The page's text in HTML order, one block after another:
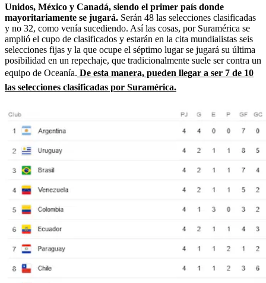
Unidos, México y Canadá, siendo el primer país donde
mayoritariamente se jugará. Serán 48 las selecciones clasificadas
y no 32, como venía sucediendo. Así las cosas, por Suramérica se
amplió el cupo de clasificados y estarán en la cita mundialistas seis
selecciones fijas y la que ocupe el séptimo lugar se jugará su última
posibilidad en un repechaje, que tradicionalmente suele ser contra un
equipo de Oceanía. De esta manera, pueden llegar a ser 7 de 10
las selecciones clasificadas por Suramérica.